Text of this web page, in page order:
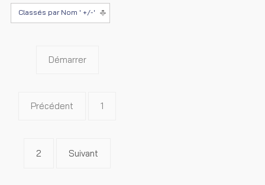
Classés par Nom ' +/-'
Démarrer
Précédent 1
2 Suivant